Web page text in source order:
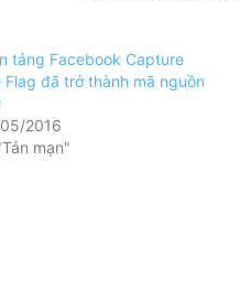
tảng Facebook Capture
Flag đã trở thành mã nguồn
2016
mạn"